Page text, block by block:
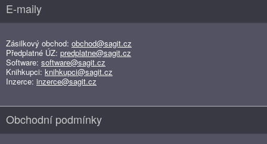
E-maily
Zásilkový obchod: obchod@sagit.cz
Předplatné ÚZ: predplatne@sagit.cz
Software: software@sagit.cz
Knihkupci: knihkupci@sagit.cz
Inzerce: inzerce@sagit.cz
Obchodní podmínky